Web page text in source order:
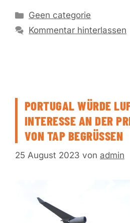
Kategorien
Geen categorie
Kommentar hinterlassen
PORTUGAL WÜRDE
INTERESSE AN DER
VON TAP BEGRÜSSEN
25 August 2023 von admin